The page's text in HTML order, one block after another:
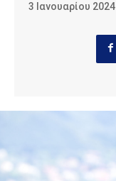
3 Ιανουαρίου 2024